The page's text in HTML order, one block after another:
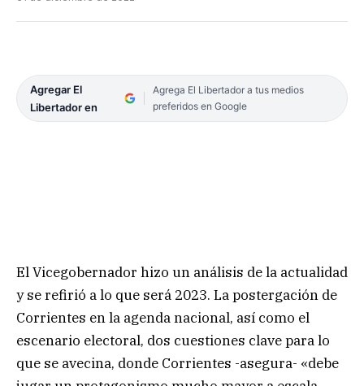
Agregar El
Libertador en
Agrega El Libertador a tus medios
preferidos en Google
El Vicegobernador hizo un análisis de la actualidad
y se refirió a lo que será 2023. La postergación de
Corrientes en la agenda nacional, así como el
escenario electoral, dos cuestiones clave para lo
que se avecina, donde Corrientes -asegura- «debe